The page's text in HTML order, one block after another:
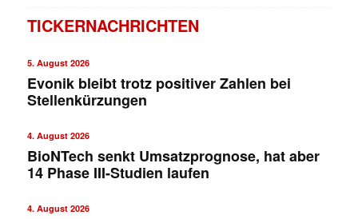
TICKERNACHRICHTEN
5. August 2026
Evonik bleibt trotz positiver Zahlen bei
Stellenkürzungen
4. August 2026
BioNTech senkt Umsatzprognose, hat aber
14 Phase III-Studien laufen
4. August 2026